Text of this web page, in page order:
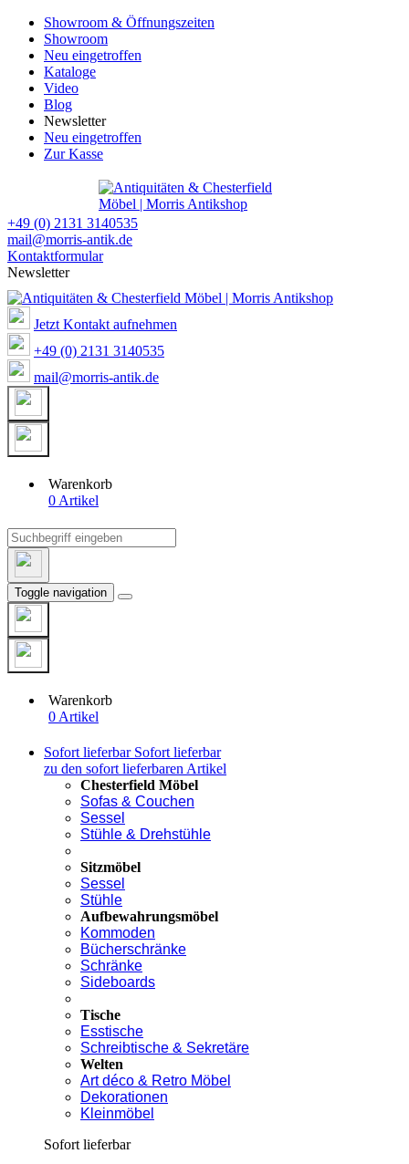
Showroom & Öffnungszeiten
Showroom
Neu eingetroffen
Kataloge
Video
Blog
Newsletter
Neu eingetroffen
Zur Kasse
+49 (0) 2131 3140535
mail@morris-antik.de
Kontaktformular
Newsletter
Jetzt Kontakt aufnehmen
+49 (0) 2131 3140535
mail@morris-antik.de
Warenkorb
0 Artikel
Toggle navigation
Warenkorb
0 Artikel
Sofort lieferbar Sofort lieferbar
zu den sofort lieferbaren Artikel
Chesterfield Möbel
Sofas & Couchen
Sessel
Stühle & Drehstühle
Sitzmöbel
Sessel
Stühle
Aufbewahrungsmöbel
Kommoden
Bücherschränke
Schränke
Sideboards
Tische
Esstische
Schreibtische & Sekretäre
Welten
Art déco & Retro Möbel
Dekorationen
Kleinmöbel
Sofort lieferbar